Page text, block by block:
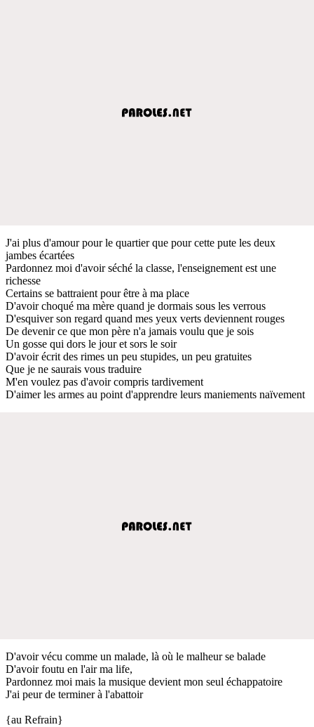
J'ai plus d'amour pour le quartier que pour cette pute les deux
jambes écartées
Pardonnez moi d'avoir séché la classe, l'enseignement est une
richesse
Certains se battraient pour être à ma place
D'avoir choqué ma mère quand je dormais sous les verrous
D'esquiver son regard quand mes yeux verts deviennent rouges
De devenir ce que mon père n'a jamais voulu que je sois
Un gosse qui dors le jour et sors le soir
D'avoir écrit des rimes un peu stupides, un peu gratuites
Que je ne saurais vous traduire
M'en voulez pas d'avoir compris tardivement
D'aimer les armes au point d'apprendre leurs maniements naïvement
D'avoir vécu comme un malade, là où le malheur se balade
D'avoir foutu en l'air ma life,
Pardonnez moi mais la musique devient mon seul échappatoire
J'ai peur de terminer à l'abattoir
{au Refrain}